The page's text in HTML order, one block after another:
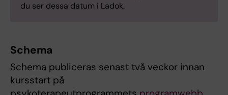
du ser dessa datum i Ladok.
Schema
Schema publiceras senast två veckor innan
kursstart på